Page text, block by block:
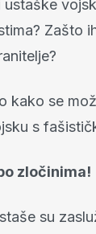
ustaške
Zašto
kako se
s
zločinima!
su